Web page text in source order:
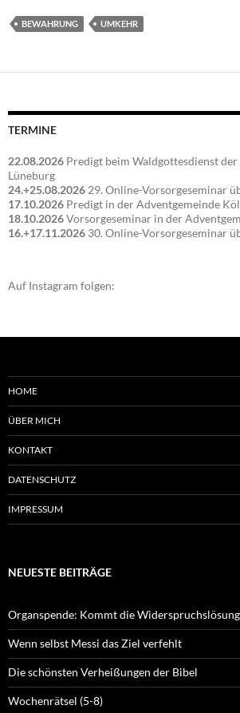
BEWAHRUNG UMKEHR
TERMINE
22.08.2026 Predigt beim Waldgottesdienst
Lüneburg
24.+25.08.2026 29. Online-Vorsorgeseminar
17.10.2026 Predigt in der Adventgemeinde
18.10.2026Vorsorgeseminar in der
16.+17.11.2026 30. Online-Vorsorgeseminar
Auf Instagram folgen:
HOME
ÜBER MICH
KONTAKT
DATENSCHUTZ
IMPRESSUM
NEUESTE BEITRÄGE
Organspende: Kommt die
Wenn selbst Messi das Ziel verfehlt
Die schönsten Verheißungen der Bibel
Wochenrätsel (5-8)